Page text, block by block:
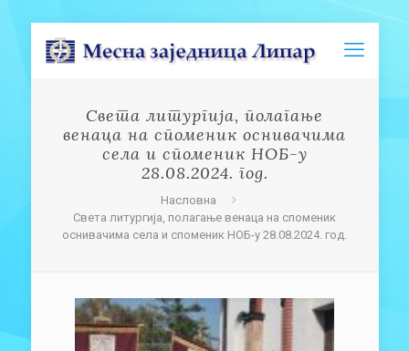
Света литургија, полагање
венаца на споменик оснивачима
села и споменик НОБ-у
28.08.2024. год.
Насловна
Света литургија, полагање венаца на споменик
оснивачима села и споменик НОБ-у 28.08.2024. год.